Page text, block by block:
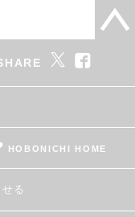
HOBONICHI HOME
る